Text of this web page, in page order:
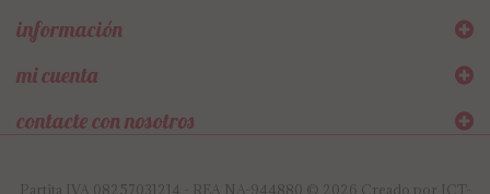
información
Partita IVA 08257031214 - REA NA-944880 © 2026 Creado por ICT-
mi cuenta
contacte con nosotros